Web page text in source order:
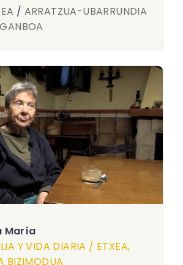
/ ARRATZUA-UBARRUNDIA
María
Y VIDA DIARIA / ETXEA,
BIZIMODUA